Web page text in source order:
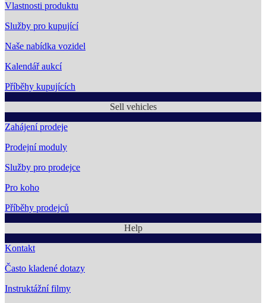
Vlastnosti produktu
Služby pro kupující
Naše nabídka vozidel
Kalendář aukcí
Příběhy kupujících
Sell vehicles
Zahájení prodeje
Prodejní moduly
Služby pro prodejce
Pro koho
Příběhy prodejců
Help
Kontakt
Často kladené dotazy
Instruktážní filmy